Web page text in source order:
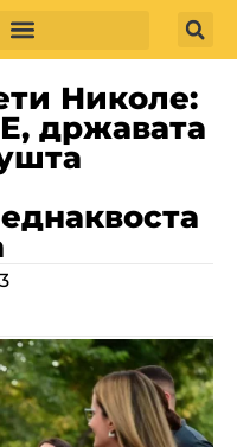
Николе:
државата